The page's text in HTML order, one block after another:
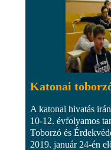
Katonai
A katonai hivatás
10-12. évfolyamos
Toborzó és
2019. január 24-én